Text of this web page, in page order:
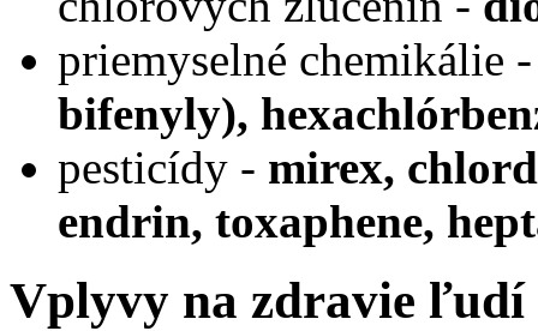
priemyselné chemikálie
bifenyly),
pesticídy - mirex,
endrin, toxaphene,
Vplyvy na zdravie